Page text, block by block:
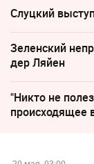
Слуцкий
Зеленский
дер Ляйен
"Никто не
происходящее